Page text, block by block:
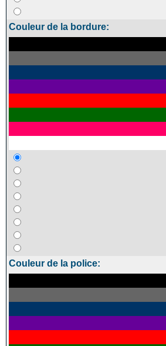
Couleur de la bordure:
Couleur de la police: